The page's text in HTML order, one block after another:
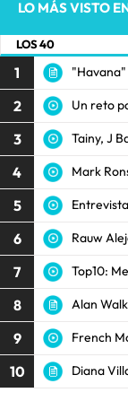
LO MÁS VISTO
LOS 40
1
2 Un reto
3 Tainy, J
4 Mark
5
6 Rauw
7 Top10:
8 Alan
9 French
10 Diana